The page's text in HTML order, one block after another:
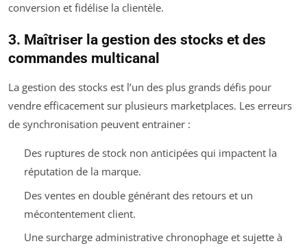
conversion et fidélise la clientèle.
3. Maîtriser la gestion des stocks et des
commandes multicanal
La gestion des stocks est l’un des plus grands défis pour
vendre efficacement sur plusieurs marketplaces. Les erreurs
de synchronisation peuvent entrainer :
Des ruptures de stock non anticipées qui impactent la
réputation de la marque.
Des ventes en double générant des retours et un
mécontentement client.
Une surcharge administrative chronophage et sujette à